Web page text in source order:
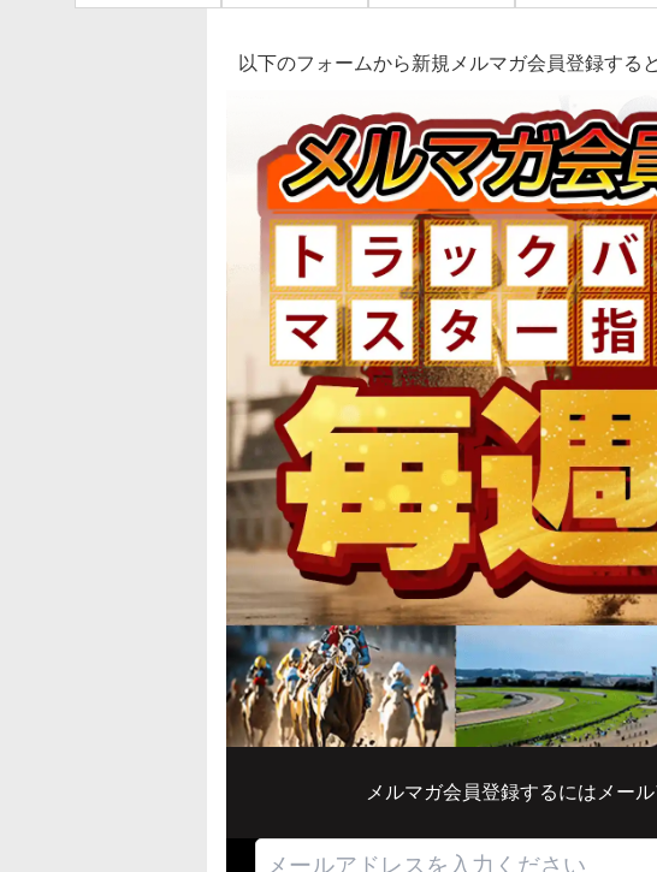
以下のフォームから新規メルマガ会員登録する
メルマガ会員登録するにはメール